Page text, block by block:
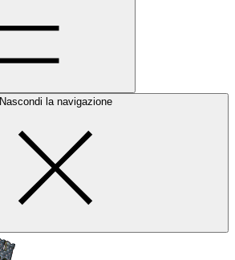
Nascondi la navigazione